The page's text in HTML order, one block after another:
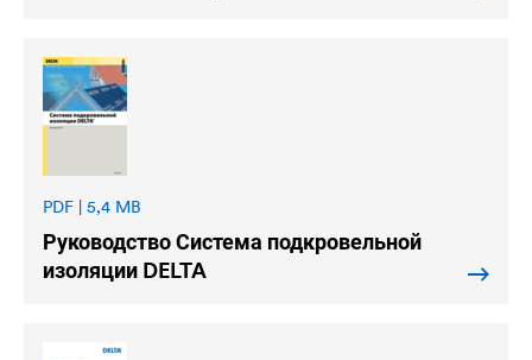
PDF | 5,4 MB
Руководство Система подкровельной
изоляции DELTA